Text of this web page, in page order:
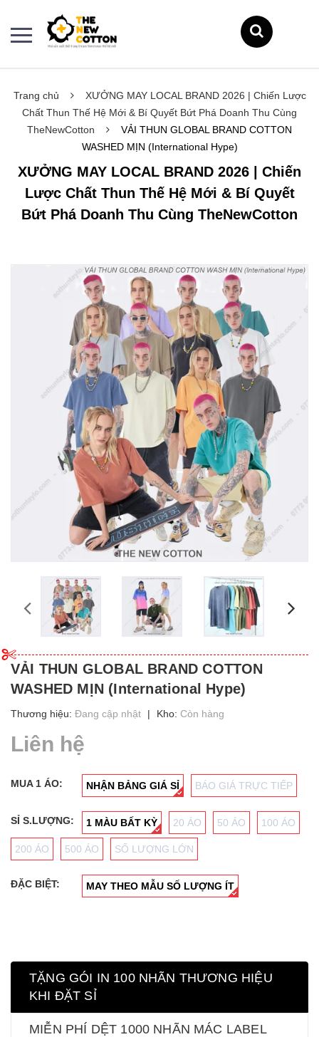
Trang chủ
XƯỞNG MAY LOCAL BRAND 2026 | Chiến Lược
Chất Thun Thế Hệ Mới & Bí Quyết Bứt Phá Doanh Thu Cùng
TheNewCotton
VẢI THUN GLOBAL BRAND COTTON
WASHED MỊN (International Hype)
XƯỞNG MAY LOCAL BRAND 2026 | Chiến
Lược Chất Thun Thế Hệ Mới & Bí Quyết
Bứt Phá Doanh Thu Cùng TheNewCotton
VẢI THUN GLOBAL BRAND COTTON
WASHED MỊN (International Hype)
Thương hiệu: Đang cập nhật | Kho: Còn hàng
Liên hệ
MUA 1 ÁO: NHẬN BẢNG GIÁ SỈ BÁO GIÁ TRỰC TIẾP
SỈ S.LƯỢNG: 1 MÀU BẤT KỲ 20 ÁO 50 ÁO 100 ÁO
200 ÁO 500 ÁO SỐ LƯỢNG LỚN
ĐẶC BIỆT: MAY THEO MẪU SỐ LƯỢNG ÍT
TẶNG GÓI IN 100 NHÃN THƯƠNG HIỆU
KHI ĐẶT SỈ
MIỄN PHÍ DỆT 1000 NHÃN MÁC LABEL